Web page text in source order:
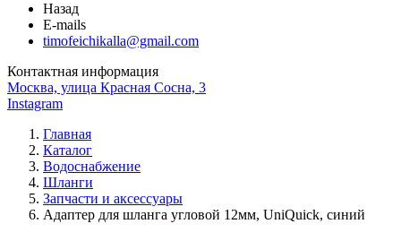
Назад
E-mails
timofeichikalla@gmail.com
Контактная информация
Москва, улица Красная Сосна, 3
Instagram
Главная
Каталог
Водоснабжение
Шланги
Запчасти и аксессуары
Адаптер для шланга угловой 12мм, UniQuick, синий